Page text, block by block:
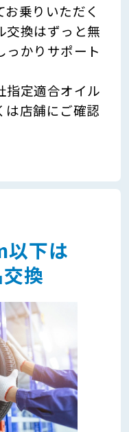
乗りいただく
交換はずっと無
かりサポート
定適合オイル
は店舗にご確認
以下は
換